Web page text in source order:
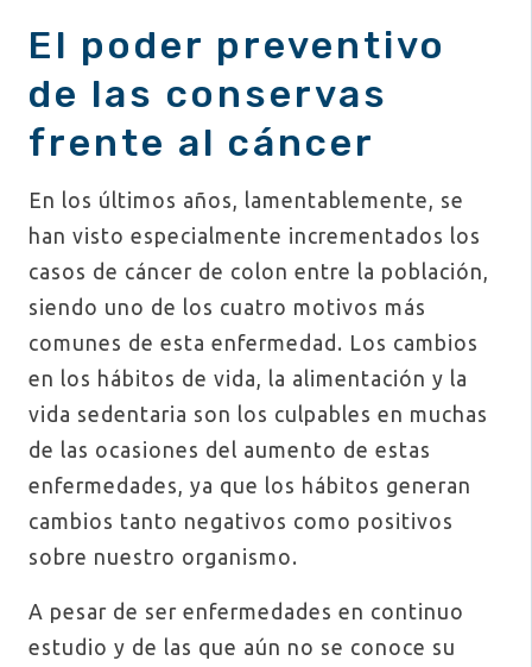
El poder preventivo
de las conservas
frente al cáncer
En los últimos años, lamentablemente, se
han visto especialmente incrementados los
casos de cáncer de colon entre la población,
siendo uno de los cuatro motivos más
comunes de esta enfermedad. Los cambios
en los hábitos de vida, la alimentación y la
vida sedentaria son los culpables en muchas
de las ocasiones del aumento de estas
enfermedades, ya que los hábitos generan
cambios tanto negativos como positivos
sobre nuestro organismo.
A pesar de ser enfermedades en continuo
estudio y de las que aún no se conoce su